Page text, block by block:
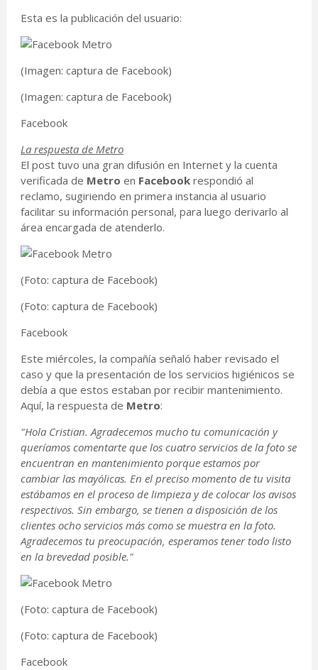
Esta es la publicación del usuario:
(Imagen: captura de Facebook)
(Imagen: captura de Facebook)
Facebook
La respuesta de Metro
El post tuvo una gran difusión en Internet y la cuenta
verificada de Metro en Facebookrespondió al
reclamo, sugiriendo en primera instancia al usuario
facilitar su información personal, para luego derivarlo al
área encargada de atenderlo.
(Foto: captura de Facebook)
(Foto: captura de Facebook)
Facebook
Este miércoles, la compañía señaló haber revisado el
caso y que la presentación de los servicios higiénicos se
debía a que estos estaban por recibir mantenimiento.
Aquí, la respuesta de Metro:
"Hola Cristian. Agradecemos mucho tu comunicación y
queríamos comentarte que los cuatro servicios de la foto se
encuentran en mantenimiento porque estamos por
cambiar las mayólicas. En el preciso momento de tu visita
estábamos en el proceso de limpieza y de colocar los avisos
respectivos. Sin embargo, se tienen a disposición de los
clientes ocho servicios más como se muestra en la foto.
Agradecemos tu preocupación, esperamos tener todo listo
en la brevedad posible."
(Foto: captura de Facebook)
(Foto: captura de Facebook)
Facebook